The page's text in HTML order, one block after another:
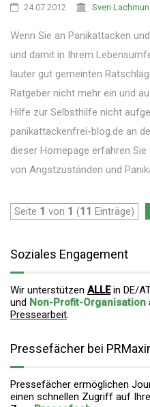
24.07.2012 Sven
Wenn Sie an Panikattacken
und damit in Ihrem
lauter gut gemeinten
Ratgeber nicht mehr ein und
Hilfe zur Selbsthilfe nicht
panikattackenfrei-blog.de an
dieser Homepage erfahren
von Angstzuständen und
Seite 1 von 1 (11 Einträge)
Soziales Engagement
Wir unterstützen ALLEin DE/
und Non-Profit-Organisation
Pressearbeit.
Pressefächer bei
Pressefächer ermöglichen
einen schnellen Zugriff auf